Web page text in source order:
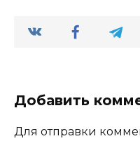
Добавить
Для отправки